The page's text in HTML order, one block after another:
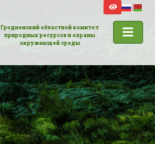
Гродненский областной комитет
природных ресурсов и охраны
окружающей среды